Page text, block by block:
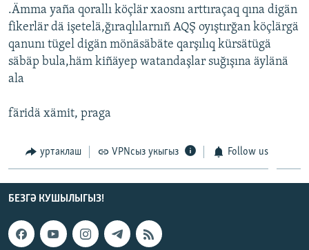
.Ämma yaña qorallı köçlär xaosnı arttıraçaq qına digän
fikerlär dä işetelä,ğıraqlılarnıñ AQŞ oyıştırğan köçlärgä
qanunı tügel digän mönäsäbäte qarşılıq kürsätügä
säbäp bula,häm kiñäyep watandaşlar suğışına äylänä
ala
färidä xämit, praga
уртаклаш VPNсыз укыгыз Follow us
БЕЗГӘ КУШЫЛЫГЫЗ!